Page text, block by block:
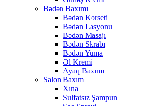
Bədən Baxımı
Bədən Korseti
Bədən Lasyonu
Bədən Masajı
Bədən Skrabı
Bədən Yuma
Əl Kremi
Ayaq Baxımı
Salon Baxım
Xına
Sulfatsız Şampun